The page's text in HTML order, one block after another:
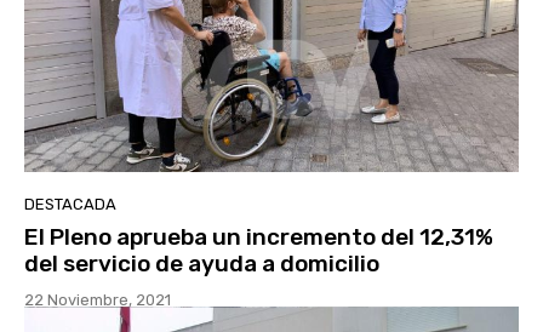
DESTACADA
El Pleno aprueba un incremento del 12,31%
del servicio de ayuda a domicilio
22 Noviembre, 2021